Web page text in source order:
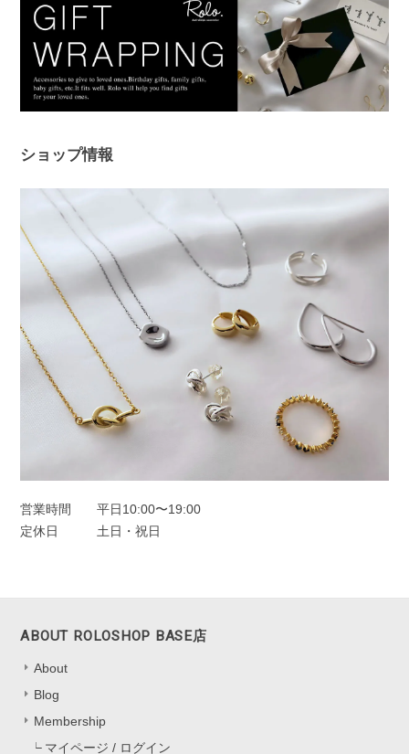
ルバーでどんなファションにも合うため、たくさん使わせていただき
ます。 ありがとうございました。
このたびは、Rolo.をご利用いただき有
難うございます。 痒みや違和感が出て
さらに楽しくなると思います😊 ぜひ日
このたびは本当にありがとうございまし
た。
フープピアス シルバー925
2025/11/25
シルバー
いタイプは初めてなので最初どう開けばいいのか迷いましたがすぐ慣
が必要ですが、 扱いに慣れると軽くて
ショップ情報
営業時間
平日10:00〜19:00
定休日
土日・祝日
ABOUT ROLOSHOP BASE店
About
Blog
Membership
マイページ / ログイン